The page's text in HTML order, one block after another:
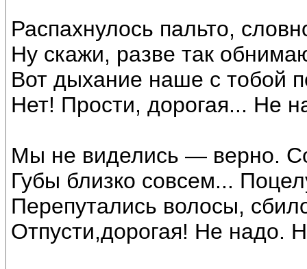
Распахнулось пальто,
Ну скажи, разве так
Вот дыхание наше с тобой
Нет! Прости, дорогая... Не
Мы не виделись — верно.
Губы близко совсем...
Перепутались волосы,
Отпусти,дорогая! Не надо.